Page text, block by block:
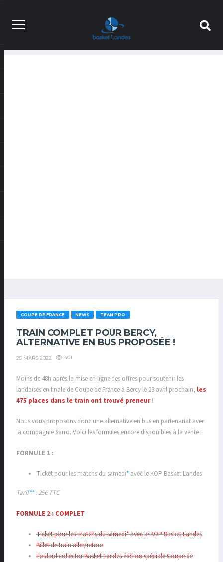
COUPE DE FRANCE NEWS TEAM PRO
TRAIN COMPLET POUR BERCY,
ALTERNATIVE EN BUS PROPOSÉE !
25 MARS 2022 401
Moins de 48h après la mise en ligne des offres pour soutenir les
landaises en finale de Coupe de France à Bercy le 23 avril prochain, les
475 places dans le train ont trouvé preneur!
Nous vous proposons donc une alternative en bus en partenariat avec
la compagnie Sarro. Voici les formules encore disponibles à la vente :
FORMULE 1 :
Ticket pour les matchs du samedi* avec le KOP Basket Landes
Tarif**: 25€ TTC
FORMULE 2 : COMPLET
Ticket pour les matchs du samedi* avec le KOP Basket Landes
Billet de train aller/retour
Foulard collector Basket Landes édition spéciale Coupe de